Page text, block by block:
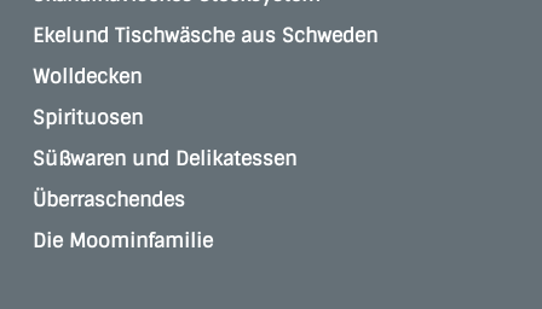
Ekelund Tischwäsche aus Schweden
Wolldecken
Spirituosen
Süßwaren und Delikatessen
Überraschendes
Die Moominfamilie